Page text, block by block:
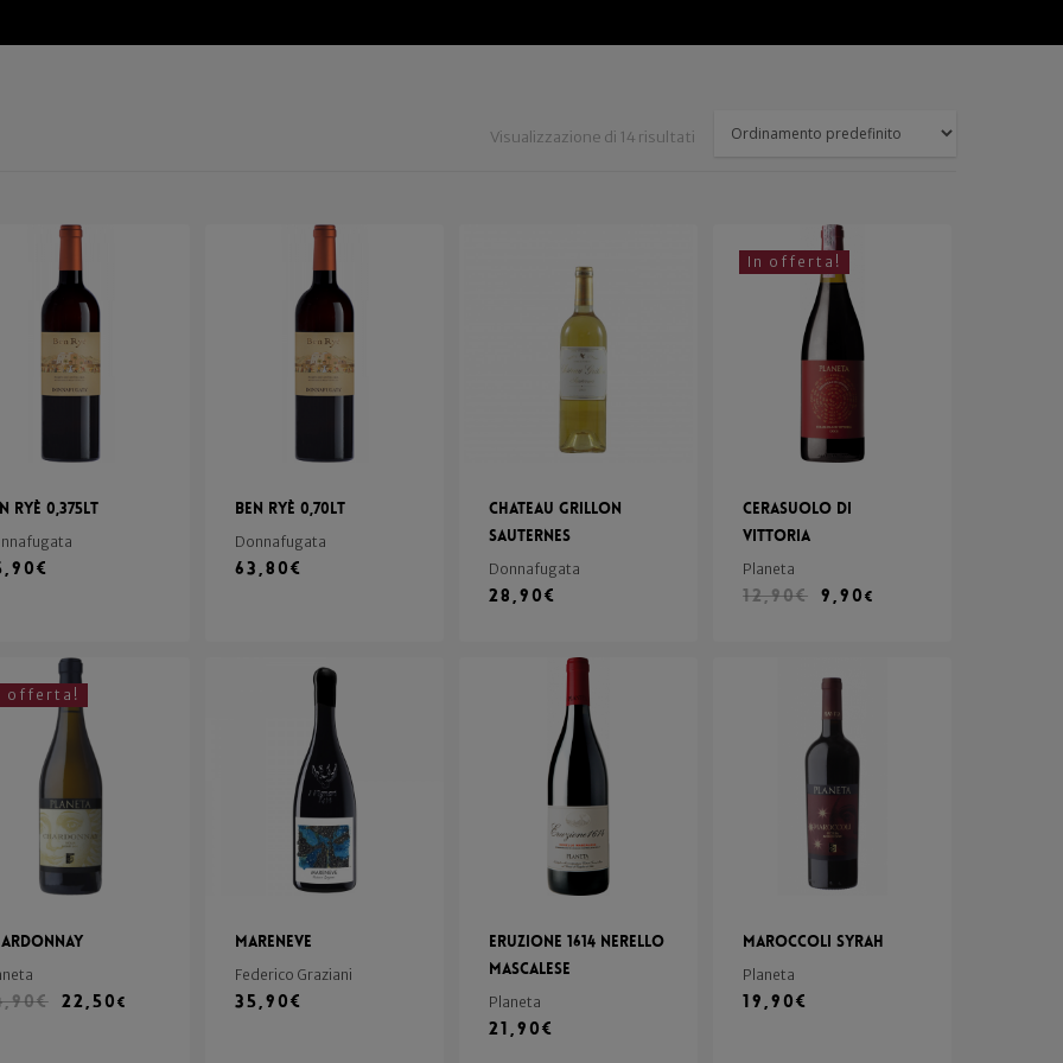
Visualizzazione di 14 risultati
Ryè 0,375lt
€
Ben Ryè 0,70lt
Donnafugata
63,80€
Chateau Grillon
Sauternes
Donnafugata
28,90€
In offerta!
Cerasuolo di
Vittoria
Planeta
12,90€ 9,90€
offerta!
€ 22,50€
Mareneve
Federico Graziani
35,90€
Eruzione 1614 Nerello
Mascalese
Planeta
21,90€
Maroccoli Syrah
Planeta
19,90€